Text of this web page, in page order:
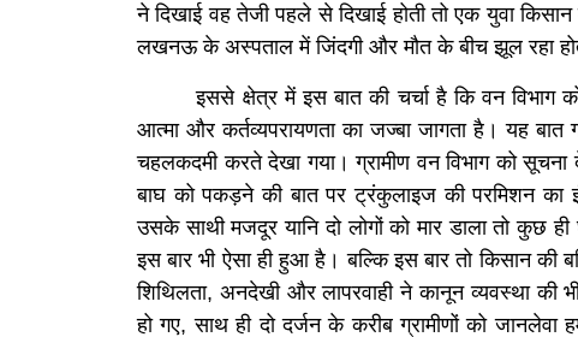
ने दिखाई वह तेजी पहले से दिखाई होती तो एक युवा
लखनऊ के अस्पताल में जिंदगी और मौत के बीच झूल रहा
इससे क्षेत्र में इस बात की चर्चा है कि वन विभाग को
आत्मा और कर्तव्यपरायणता का जज्बा जागता है। यह
चहलकदमी करते देखा गया। ग्रामीण वन विभाग को सूचना
बाघ को पकड़ने की बात पर ट्रंकुलाइज की परमिशन
उसके साथी मजदूर यानि दो लोगों को मार डाला तो कुछ
इस बार भी ऐसा ही हुआ है। बल्कि इस बार तो किसान की
शिथिलता, अनदेखी और लापरवाही ने कानून व्यवस्था की
हो गए, साथ ही दो दर्जन के करीब ग्रामीणों को